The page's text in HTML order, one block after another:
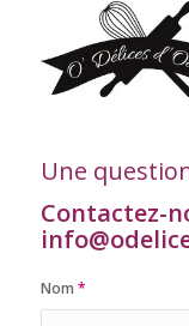
Une
Contactez-
Nom *